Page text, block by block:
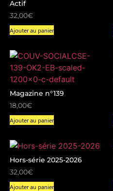
Actif
32,00€
Ajouter au panier
Magazine n°139
18,00€
Ajouter au panier
Hors-série 2025-2026
32,00€
Ajouter au panier